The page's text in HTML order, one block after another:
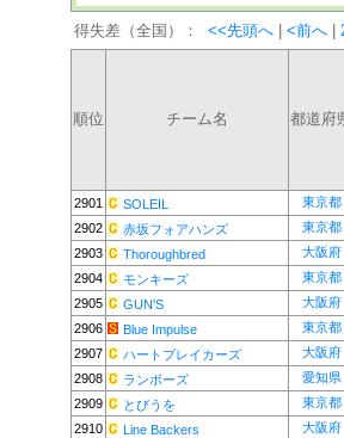
得失差（全国）： <<先頭へ <前へ
順位 チーム名 都道府
2901 SOLEIL 東京都
2902
赤坂フォアハンズ 東京都
2903
Thoroughbred 大阪府
2904
モンキーズ 東京都
2905
GUN'S 大阪府
2906
Blue Impulse 東京都
2907
ハートブレイカーズ 大阪府
2908
ランボーズ 愛知県
2909
とびうを 東京都
2910
Line Backers 大阪府